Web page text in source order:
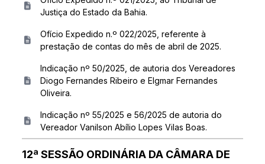
Justiça do Estado da Bahia.
Ofício Expedido n.º 022/2025, referente à
prestação de contas do mês de abril de 2025.
Indicação nº 50/2025, de autoria dos Vereadores
Diogo Fernandes Ribeiro e Elgmar Fernandes
Oliveira.
Indicação nº 55/2025 e 56/2025 de autoria do
Vereador Vanilson Abílio Lopes Vilas Boas.
12ª SESSÃO ORDINÁRIA DA CÂMARA DE